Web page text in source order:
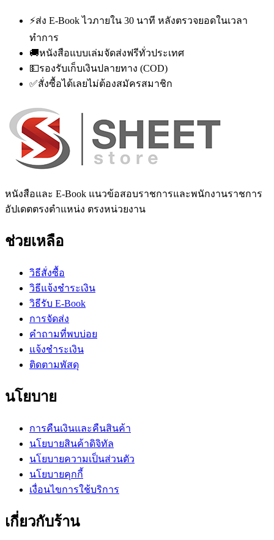
⚡ส่ง E-Book ไวภายใน 30 นาที หลังตรวจยอดในเวลา
ทำการ
🚚หนังสือแบบเล่มจัดส่งฟรีทั่วประเทศ
💵รองรับเก็บเงินปลายทาง (COD)
✅สั่งซื้อได้เลยไม่ต้องสมัครสมาชิก
หนังสือและ E-Book แนวข้อสอบราชการและพนักงานราชการ
อัปเดตตรงตำแหน่ง ตรงหน่วยงาน
ช่วยเหลือ
วิธีสั่งซื้อ
วิธีแจ้งชำระเงิน
วิธีรับ E-Book
การจัดส่ง
คำถามที่พบบ่อย
แจ้งชำระเงิน
ติดตามพัสดุ
นโยบาย
การคืนเงินและคืนสินค้า
นโยบายสินค้าดิจิทัล
นโยบายความเป็นส่วนตัว
นโยบายคุกกี้
เงื่อนไขการใช้บริการ
เกี่ยวกับร้าน